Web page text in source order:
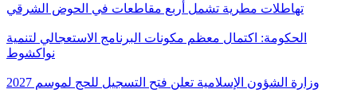
تهاطلات مطرية تشمل أربع مقاطعات في الحوض الشرقي
الحكومة: اكتمال معظم مكونات البرنامج الاستعجالي لتنمية
نواكشوط
وزارة الشؤون الإسلامية تعلن فتح التسجيل للحج لموسم 2027